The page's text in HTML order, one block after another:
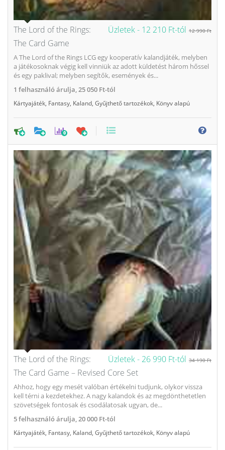
Üzletek - 12 210 Ft-tól 12 990 Ft
The Lord of the Rings:
The Card Game
A The Lord of the Rings LCG egy kooperatív kalandjáték, melyben
a játékosoknak végig kell vinniük az adott küldetést három hőssel
és egy paklival; melyben segítők, események és...
1 felhasználó árulja,25 050 Ft-tól
Kártyajáték Fantasy Kaland Gyűjthető tartozékok Könyv alapú
0
Üzletek - 26 990 Ft-tól 34 190 Ft
The Lord of the Rings:
The Card Game – Revised Core Set
Ahhoz, hogy egy mesét valóban értékelni tudjunk, olykor vissza
kell térni a kezdetekhez. A nagy kalandok és az megdönthetetlen
szövetségek fontosak és csodálatosak ugyan, de...
5felhasználó árulja,20 000 Ft-tól
Kártyajáték Fantasy Kaland Gyűjthető tartozékok Könyv alapú